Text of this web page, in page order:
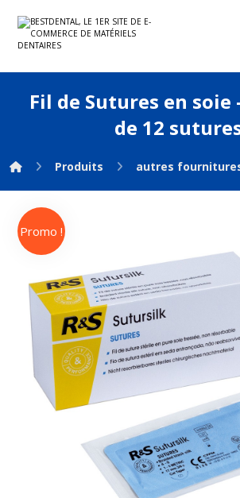
Fil de Sutures en soie
de 12
Produits autres
Promo !